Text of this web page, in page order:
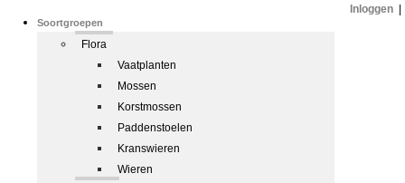
Soortgroepen
Flora
Vaatplanten
Mossen
Korstmossen
Paddenstoelen
Kranswieren
Wieren
Inloggen